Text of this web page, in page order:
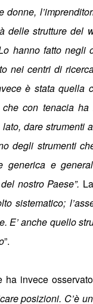
donne,
delle strutture del
hanno fatto
nei centri di
è stata quella
con tenacia
dare strumenti
degli strumenti
generica e
nostro Paese”.
sistematico;
E’ anche quello
”.
ha invece
posizioni. C’è